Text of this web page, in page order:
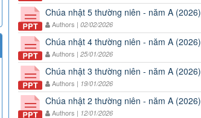
Chúa nhật 5 thường niên - năm A (2026)
Authors | 02/02/2026
Chúa nhật 4 thường niên - năm A (2026)
Authors | 25/01/2026
Chúa nhật 3 thường niên - năm A (2026)
Authors | 19/01/2026
Chúa nhật 2 thường niên - năm A (2026)
Authors | 12/01/2026